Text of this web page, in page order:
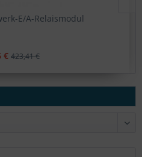
E/A-Relaismodul
€ 423,41 €